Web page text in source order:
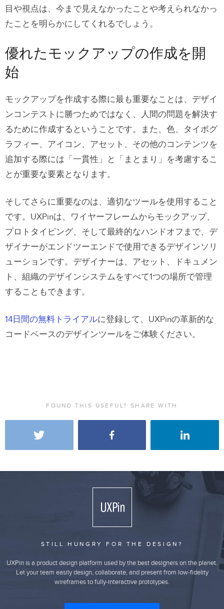
目や視点は、今まで見えなかったことや考えられなかっ
たことを明らかにしてくれるでしょう。
優れたモックアップの作成を開
始
モックアップを作成する際に最も重要なことは、デザイ
ンコンテストに勝つためではなく、人間の問題を解決す
るために作成するということです。また、色、タイポグ
ラフィー、アイコン、アセット、その他のコンテンツを
追加する際には「一貫性」と「まとまり」を考慮するこ
とが重要な要素となります。
そしてさらに重要なのは、適切なツールを使用すること
です。UXPinは、ワイヤーフレームからモックアップ、
プロトタイピング、そして最終的なハンドオフまで、デ
ザイナーがエンドツーエンドで使用できるデザインソリ
ューションです。デザイナーは、アセット、ドキュメン
ト、組織のデザインシステムをすべて1つの場所で管理
することもできます。
14日間の無料トライアルに登録して、UXPinの革新的な
コードベースのデザインツールをご体験ください。
FOUND THIS USEFUL? SHARE WITH
STILL HUNGRY FOR THE DESIGN?
UXPin is a product design platform used by the best designers on the planet.
Let your team easily design, collaborate, and present from low-fidelity
wireframes to fully-interactive prototypes.